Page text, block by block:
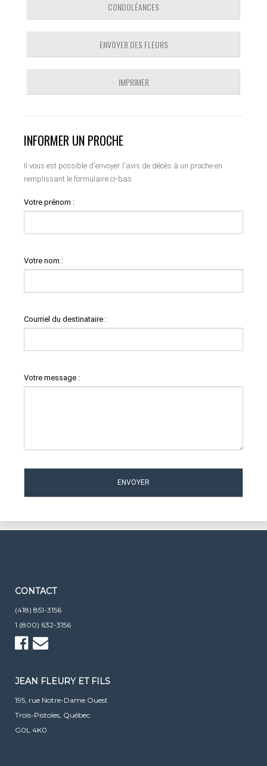
CONDOLÉANCES
ENVOYER DES FLEURS
IMPRIMER
INFORMER UN PROCHE
Il vous est possible d'envoyer l'avis de décès à un proche en
remplissant le formulaire ci-bas.
Votre prénom :
Votre nom :
Courriel du destinataire :
Votre message :
CONTACT
(418) 851-3156
1 (800) 632-3156
JEAN FLEURY ET FILS
195, rue Notre-Dame Ouest
Trois-Pistoles, Québec
G0L 4K0